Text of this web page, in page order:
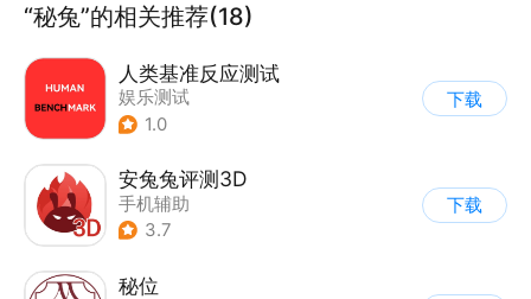
“秘兔”的相关推荐(18)
人类基准反应测试
娱乐测试
1.0
下载
安兔兔评测3D
手机辅助
3.7
下载
秘位